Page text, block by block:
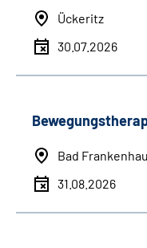
Ückeritz
30.07.2026
Bad
31.08.2026